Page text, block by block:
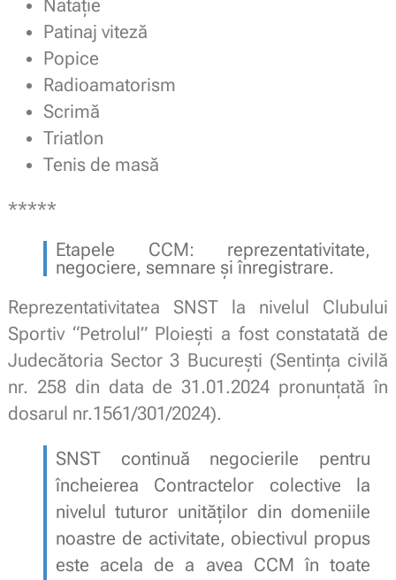
Natație
Patinaj viteză
Popice
Radioamatorism
Scrimă
Triatlon
Tenis de masă
*****
Etapele CCM: reprezentativitate,
negociere, semnare și înregistrare.
Reprezentativitatea SNST la nivelul Clubului
Sportiv “Petrolul” Ploiești a fost constatată de
Judecătoria Sector 3 București (Sentința civilă
nr. 258 din data de 31.01.2024 pronunțată în
dosarul nr.1561/301/2024).
SNST continuă negocierile pentru
încheierea Contractelor colective la
nivelul tuturor unităților din domeniile
noastre de activitate, obiectivul propus
este acela de a avea CCM în toate